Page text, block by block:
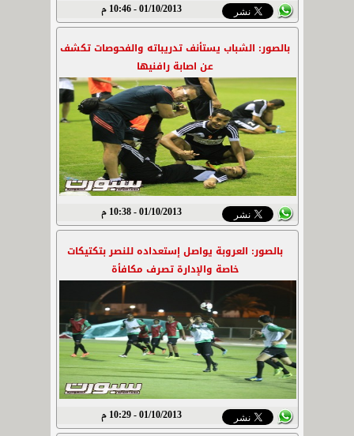
01/10/2013 - 10:46 م
بالصور: الشباب يستأنف تدريباته والفحوصات تكشف
عن اصابة رافنيها
01/10/2013 - 10:38 م
بالصور: العروبة يواصل إستعداده للنصر بتكتيكات
خاصة والإدارة تصرف مكافأة
01/10/2013 - 10:29 م